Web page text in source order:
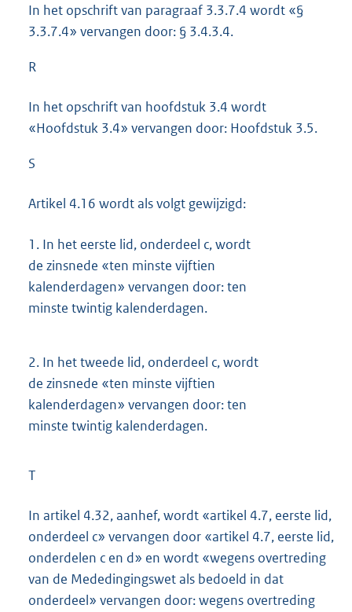
In het opschrift van paragraaf 3.3.7.4 wordt «§
3.3.7.4» vervangen door: § 3.4.3.4.
R
In het opschrift van hoofdstuk 3.4 wordt
«Hoofdstuk 3.4» vervangen door: Hoofdstuk 3.5.
S
Artikel 4.16 wordt als volgt gewijzigd:
1. In het eerste lid, onderdeel c, wordt
de zinsnede «ten minste vijftien
kalenderdagen» vervangen door: ten
minste twintig kalenderdagen.
2. In het tweede lid, onderdeel c, wordt
de zinsnede «ten minste vijftien
kalenderdagen» vervangen door: ten
minste twintig kalenderdagen.
T
In artikel 4.32, aanhef, wordt «artikel 4.7, eerste lid,
onderdeel c» vervangen door «artikel 4.7, eerste lid,
onderdelen c en d» en wordt «wegens overtreding
van de Mededingingswet als bedoeld in dat
onderdeel» vervangen door: wegens overtreding